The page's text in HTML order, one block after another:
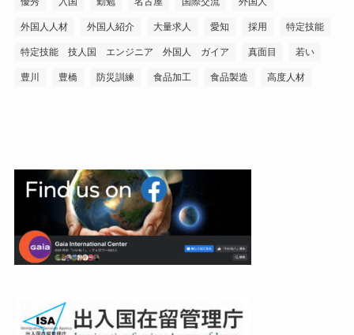
外国人人材 外国人紹介 大量求人 愛知 採用 特定技能
特定技能 技人国 エンジニア 外国人 ガイア 真面目 若い
豊川 豊橋 防災訓練 食品加工 食品製造 高度人材